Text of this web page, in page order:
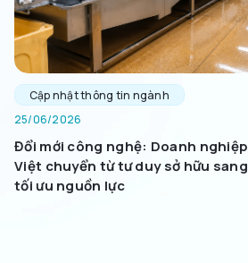
Thông báo Xử lý Dữ liệu Cá nhân
Miễn trừ trách nhiệm
Liên Hệ
(024) 3928 4666
Cập nhật thông tin ngành
25/06/2026
Đổi mới công nghệ: Doanh nghiệp
Việt chuyển từ tư duy sở hữu sang
tối ưu nguồn lực